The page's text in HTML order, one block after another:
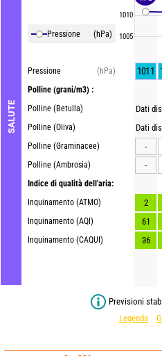
SALUTE
Pressione (hPa)
Pressione
(hPa)
Polline (grani/m3) :
Polline (Betulla)
Polline (Oliva)
Polline (Graminacee)
Polline (Ambrosia)
Indice di qualità dell'aria:
Inquinamento (ATMO)
Inquinamento (AQI)
Inquinamento (CAQUI)
1010
1005
1011
Dati
Dati
-
-
2
61
36
Previsioni
Legenda